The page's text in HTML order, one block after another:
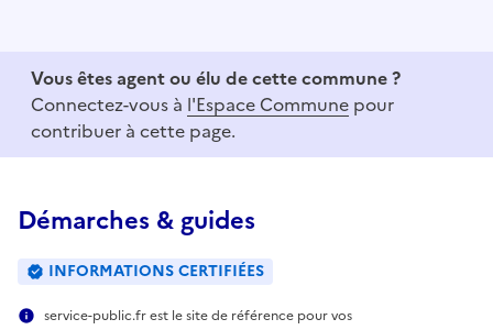
Vous êtes agent ou élu de cette commune ?
Connectez-vous à l'Espace Commune pour
contribuer à cette page.
Démarches & guides
INFORMATIONS CERTIFIÉES
service-public.fr est le site de référence pour vos